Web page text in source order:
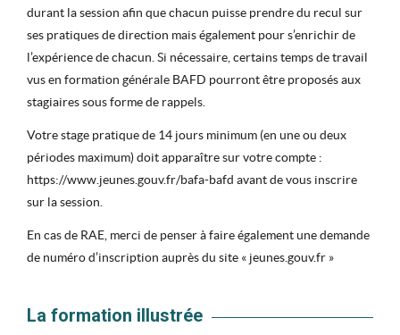
durant la session afin que chacun puisse prendre du recul sur
ses pratiques de direction mais également pour s’enrichir de
l’expérience de chacun. Si nécessaire, certains temps de travail
vus en formation générale BAFD pourront être proposés aux
stagiaires sous forme de rappels.
Votre stage pratique de 14 jours minimum (en une ou deux
périodes maximum) doit apparaître sur votre compte :
https://www.jeunes.gouv.fr/bafa-bafd avant de vous inscrire
sur la session.
En cas de RAE, merci de penser à faire également une demande
de numéro d’inscription auprès du site « jeunes.gouv.fr »
La formation illustrée